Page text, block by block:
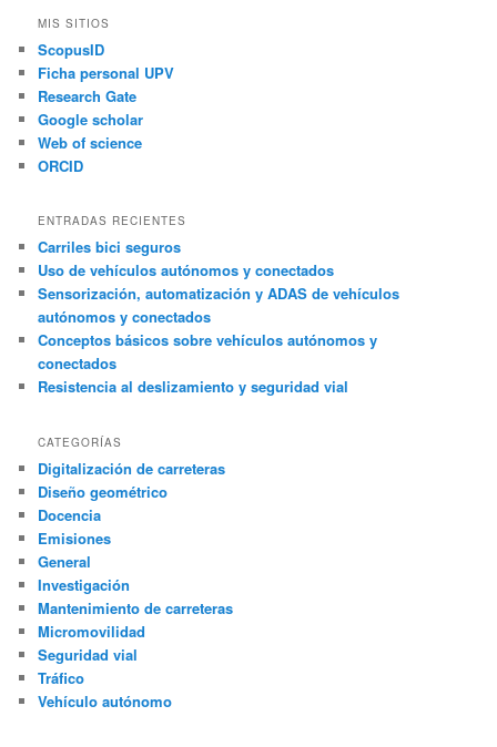
MIS SITIOS
ScopusID
Ficha personal UPV
Research Gate
Google scholar
Web of science
ORCID
ENTRADAS RECIENTES
Carriles bici seguros
Uso de vehículos autónomos y conectados
Sensorización, automatización y ADAS de vehículos
autónomos y conectados
Conceptos básicos sobre vehículos autónomos y
conectados
Resistencia al deslizamiento y seguridad vial
CATEGORÍAS
Digitalización de carreteras
Diseño geométrico
Docencia
Emisiones
General
Investigación
Mantenimiento de carreteras
Micromovilidad
Seguridad vial
Tráfico
Vehículo autónomo